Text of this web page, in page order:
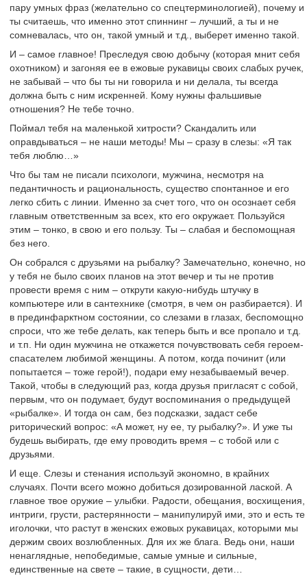
пару умных фраз (желательно со спецтерминологией), почему и
ты считаешь, что именно этот спиннинг – лучший, а ты и не
сомневалась, что он, такой умный и т.д., выберет именно такой.
И – самое главное! Преследуя свою добычу (которая мнит себя
охотником) и загоняя ее в ежовые рукавицы своих слабых ручек,
не забывай – что бы ты ни говорила и ни делала, ты всегда
должна быть с ним искренней. Кому нужны фальшивые
отношения? Не тебе точно.
Поймал тебя на маленькой хитрости? Скандалить или
оправдываться – не наши методы! Мы – сразу в слезы: «Я так
тебя люблю…»
Что бы там не писали психологи, мужчина, несмотря на
педантичность и рациональность, существо спонтанное и его
легко сбить с линии. Именно за счет того, что он осознает себя
главным ответственным за всех, кто его окружает. Пользуйся
этим – тонко, в свою и его пользу. Ты – слабая и беспомощная
без него.
Он собрался с друзьями на рыбалку? Замечательно, конечно, но
у тебя не было своих планов на этот вечер и ты не против
провести время с ним – открути какую-нибудь штучку в
компьютере или в сантехнике (смотря, в чем он разбирается). И
в прединфарктном состоянии, со слезами в глазах, беспомощно
спроси, что же тебе делать, как теперь быть и все пропало и т.д.
и т.п. Ни один мужчина не откажется почувствовать себя героем-
спасателем любимой женщины. А потом, когда починит (или
попытается – тоже герой!), подари ему незабываемый вечер.
Такой, чтобы в следующий раз, когда друзья пригласят с собой,
первым, что он подумает, будут воспоминания о предыдущей
«рыбалке». И тогда он сам, без подсказки, задаст себе
риторический вопрос: «А может, ну ее, ту рыбалку?». И уже ты
будешь выбирать, где ему проводить время – с тобой или с
друзьями.
И еще. Слезы и стенания используй экономно, в крайних
случаях. Почти всего можно добиться дозированной лаской. А
главное твое оружие – улыбки. Радости, обещания, восхищения,
интриги, грусти, растерянности – манипулируй ими, это и есть те
иголочки, что растут в женских ежовых рукавицах, которыми мы
держим своих возлюбленных. Для их же блага. Ведь они, наши
ненаглядные, непобедимые, самые умные и сильные,
единственные на свете – такие, в сущности, дети…